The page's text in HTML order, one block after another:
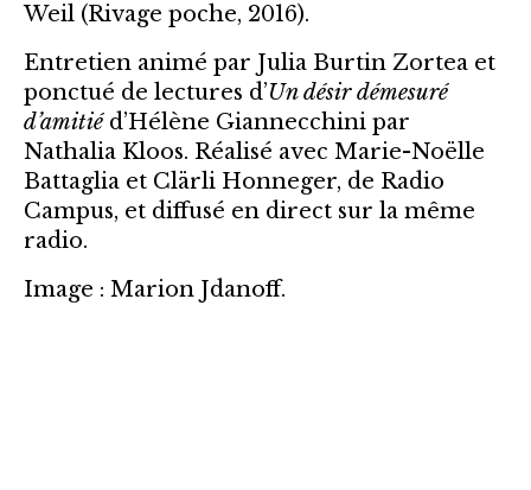
Weil (Rivage poche, 2016).
Entretien animé par Julia Burtin Zortea et
ponctué de lectures d’Un désir démesuré
d’amitiéd’Hélène Giannecchini par
Nathalia Kloos. Réalisé avec Marie-Noëlle
Battaglia et Clärli Honneger, de Radio
Campus, et diffusé en direct sur la même
radio.
Image : Marion Jdanoff.